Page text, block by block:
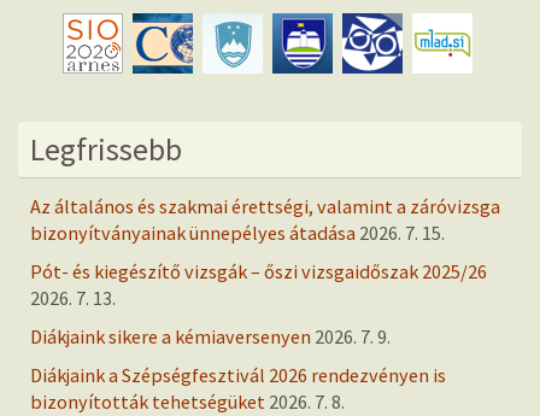
Legfrissebb
Az általános és szakmai érettségi, valamint a záróvizsga
bizonyítványainak ünnepélyes átadása 2026. 7. 15.
Pót- és kiegészítő vizsgák – őszi vizsgaidőszak 2025/26
2026. 7. 13.
Diákjaink sikere a kémiaversenyen 2026. 7. 9.
Diákjaink a Szépségfesztivál 2026 rendezvényen is
bizonyították tehetségüket 2026. 7. 8.